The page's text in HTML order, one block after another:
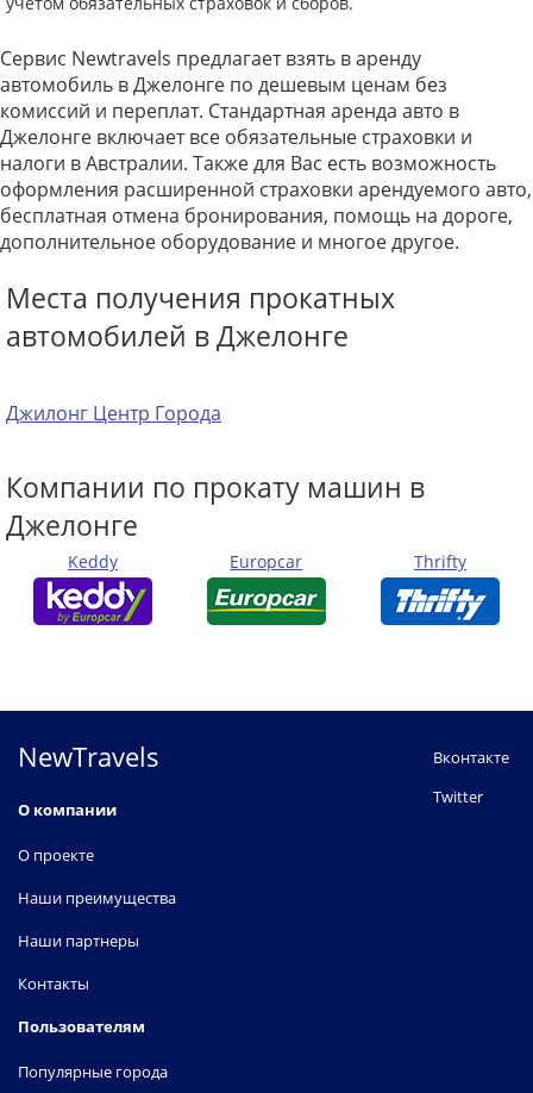
Сервис Newtravels предлагает взять в аренду
автомобиль в Джелонге по дешевым ценам без
комиссий и переплат. Стандартная аренда авто в
Джелонге включает все обязательные страховки и
налоги в Австралии. Также для Вас есть возможность
оформления расширенной страховки арендуемого авто,
бесплатная отмена бронирования, помощь на дороге,
дополнительное оборудование и многое другое.
Места получения прокатных
автомобилей в Джелонге
Джилонг Центр Города
Компании по прокату машин в
Джелонге
Keddy Europcar Thrifty
NewTravels
О компании
О проекте
Наши преимущества
Наши партнеры
Контакты
Пользователям
Популярные города
Вконтакте
Twitter